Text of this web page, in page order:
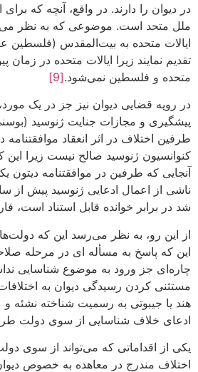
در دیوان را دارند. در واقع، آنچه که
ایالات متحده به بیت‌المقدس (فلسطین
متحده و فلسطین نمی‌شود.[9]
در رویه قضایی دیوان نیز جز در یک
پیشگیری و مجازات جنایت ژنوسید
کنوانسیون ژنوسید صالح نیست زیرا این
آنجایی که طرفین در موافقتنامه دیتون
شد در برابر خوانده قابل استناد است،
از این رو، به نظر می‌رسد این که
این که پاسخ به مسأله ای در مرحله
مستثنی کردن رسیدگی دیوان به اختلافات
هند یا جیبوتی به رسمیت شناخته نشئه
ادعای خلاف شناسایی از سوی دولت طرف
یکی از اقداماتی که می‌تواند از سوی
اختلاف مندرج در معاهده به خصوص